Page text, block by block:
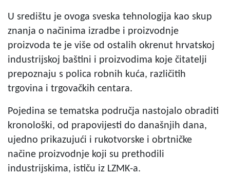
U središtu je ovoga sveska tehnologija kao skup
znanja o načinima izradbe i proizvodnje
proizvoda te je više od ostalih okrenut hrvatskoj
industrijskoj baštini i proizvodima koje čitatelji
prepoznaju s polica robnih kuća, različitih
trgovina i trgovačkih centara.
Pojedina se tematska područja nastojalo obraditi
kronološki, od prapovijesti do današnjih dana,
ujedno prikazujući i rukotvorske i obrtničke
načine proizvodnje koji su prethodili
industrijskima, ističu iz LZMK-a.